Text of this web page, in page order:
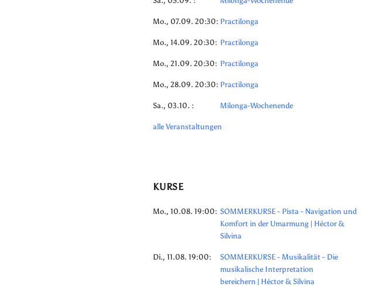
Mo., 07.09. 20:30: Practilonga
Mo., 14.09. 20:30: Practilonga
Mo., 21.09. 20:30: Practilonga
Mo., 28.09. 20:30: Practilonga
Sa., 03.10. : Milonga-Wochenende
alle Veranstaltungen
KURSE
Mo., 10.08. 19:00: SOMMERKURSE - Pista - Navigation und
Komfort in der Umarmung | Héctor &
Silvina
Di., 11.08. 19:00:
SOMMERKURSE - Musikalität - Die
musikalische Interpretation
bereichern | Héctor & Silvina